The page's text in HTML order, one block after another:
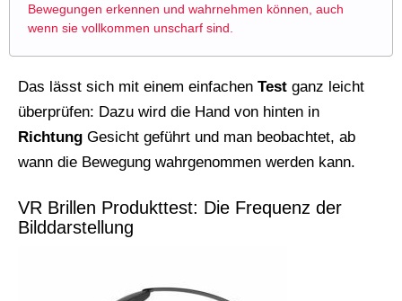
Bewegungen erkennen und wahrnehmen können, auch
wenn sie vollkommen unscharf sind.
Das lässt sich mit einem einfachen Test ganz leicht
überprüfen: Dazu wird die Hand von hinten in
Richtung Gesicht geführt und man beobachtet, ab
wann die Bewegung wahrgenommen werden kann.
VR Brillen Produkttest: Die Frequenz der
Bilddarstellung